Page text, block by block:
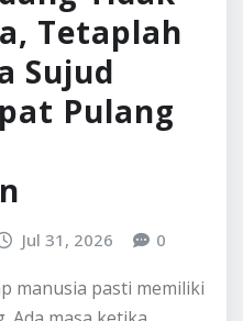
Tidak
Tetaplah
Pulang